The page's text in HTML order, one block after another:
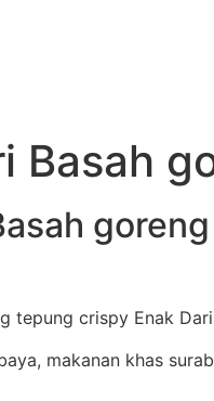
Basah
tepung crispy Enak